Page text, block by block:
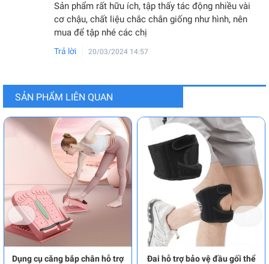
Sản phẩm rất hữu ích, tập thấy tác động nhiều vài
cơ chậu, chất liệu chắc chắn giống như hình, nên
mua để tập nhé các chị
Trả lời 20/03/2024 14:57
SẢN PHẨM LIÊN QUAN
Dụng cụ căng bắp chân hỗ trợ
Đai hỗ trợ bảo vệ đầu gối thể